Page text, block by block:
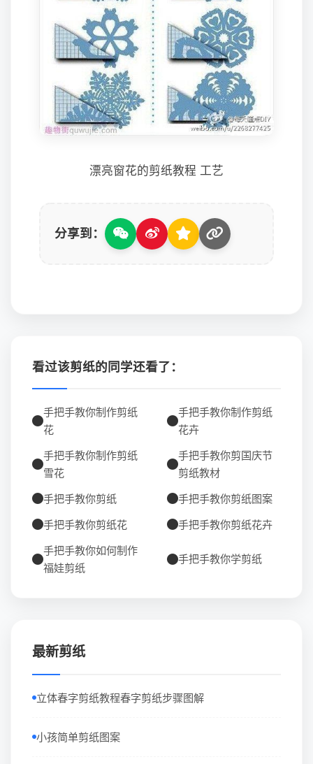
漂亮窗花的剪纸教程 工艺
分享到：
看过该剪纸的同学还看了：
手把手教你制作剪纸
花
手把手教你制作剪纸
花卉
手把手教你制作剪纸
雪花
手把手教你剪国庆节
剪纸教材
手把手教你剪纸 手把手教你剪纸图案
手把手教你剪纸花 手把手教你剪纸花卉
手把手教你如何制作
福娃剪纸
手把手教你学剪纸
最新剪纸
立体春字剪纸教程春字剪纸步骤图解
小孩简单剪纸图案